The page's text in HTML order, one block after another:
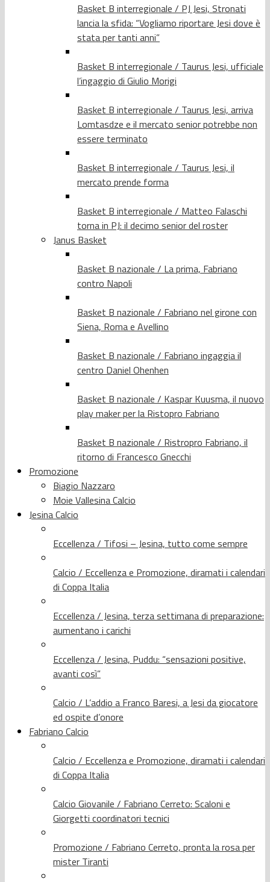
Basket B interregionale / PJ Jesi, Stronati
lancia la sfida: “Vogliamo riportare Jesi dove è
stata per tanti anni”
Basket B interregionale / Taurus Jesi, ufficiale
l’ingaggio di Giulio Morigi
Basket B interregionale / Taurus Jesi, arriva
Lomtasdze e il mercato senior potrebbe non
essere terminato
Basket B interregionale / Taurus Jesi, il
mercato prende forma
Basket B interregionale / Matteo Falaschi
torna in PJ: il decimo senior del roster
Janus Basket
Basket B nazionale / La prima, Fabriano
contro Napoli
Basket B nazionale / Fabriano nel girone con
Siena, Roma e Avellino
Basket B nazionale / Fabriano ingaggia il
centro Daniel Ohenhen
Basket B nazionale / Kaspar Kuusma, il nuovo
play maker per la Ristopro Fabriano
Basket B nazionale / Ristropro Fabriano, il
ritorno di Francesco Gnecchi
Promozione
Biagio Nazzaro
Moie Vallesina Calcio
Jesina Calcio
Eccellenza / Tifosi – Jesina, tutto come sempre
Calcio / Eccellenza e Promozione, diramati i calendari
di Coppa Italia
Eccellenza / Jesina, terza settimana di preparazione:
aumentano i carichi
Eccellenza / Jesina, Puddu: “sensazioni positive,
avanti così”
Calcio / L’addio a Franco Baresi, a Jesi da giocatore
ed ospite d’onore
Fabriano Calcio
Calcio / Eccellenza e Promozione, diramati i calendari
di Coppa Italia
Calcio Giovanile / Fabriano Cerreto: Scaloni e
Giorgetti coordinatori tecnici
Promozione / Fabriano Cerreto, pronta la rosa per
mister Tiranti